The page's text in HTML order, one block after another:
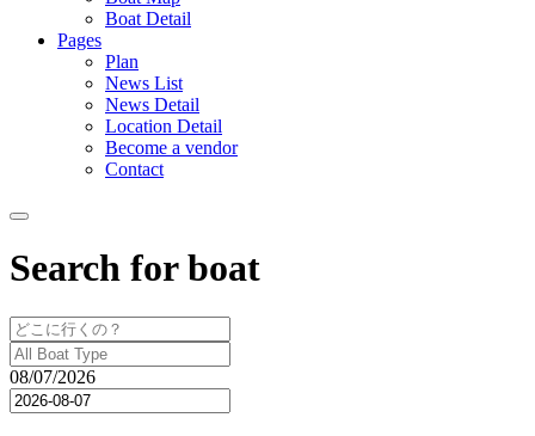
Boat Detail
Pages
Plan
News List
News Detail
Location Detail
Become a vendor
Contact
Search for boat
08/07/2026